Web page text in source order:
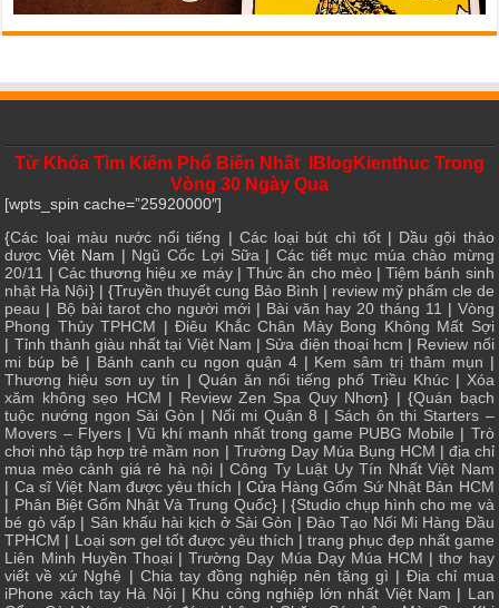
Từ Khóa Tìm Kiếm Phổ Biến Nhất IBlogKienthuc Trong
Vòng 30 Ngày Qua
[wpts_spin cache=”25920000″]
{Các loại màu nước nổi tiếng | Các loại bút chì tốt| Dầu gội thảo
dược Việt Nam | Ngũ Cốc Lợi Sữa| Các tiết mục múa chào mừng
20/11 | Các thương hiệu xe máy|Thức ăn cho mèo|Tiệm bánh sinh
nhật Hà Nội} | {Truyền thuyết cung Bảo Bình | review mỹ phẩm cle de
peau | Bộ bài tarot cho người mới| Bài văn hay 20 tháng 11 | Vòng
Phong Thủy TPHCM |Điêu Khắc Chân Mày Bong Không Mất Sợi
| Tỉnh thành giàu nhất tại Việt Nam | Sửa điện thoại hcm | Review nối
mi búp bê | Bánh canh cu ngon quận 4| Kem sâm trị thâm mụn |
Thương hiệu sơn uy tín | Quán ăn nổi tiếng phố Triều Khúc| Xóa
xăm không sẹo HCM | Review Zen Spa Quy Nhơn} | {Quán bạch
tuộc nướng ngon Sài Gòn | Nối mi Quận 8 | Sách ôn thi Starters –
Movers – Flyers| Vũ khí mạnh nhất trong game PUBG Mobile | Trò
chơi nhỏ tập hợp trẻ mầm non | Trường Dạy Múa Bụng HCM | địa chỉ
mua mèo cảnh giá rẻ hà nội |Công Ty Luật Uy Tín Nhất Việt Nam
| Ca sĩ Việt Nam được yêu thích | Cửa Hàng Gốm Sứ Nhật Bản HCM
| Phân Biệt Gốm Nhật Và Trung Quốc} | {Studio chụp hình cho mẹ và
bé gò vấp | Sân khấu hài kịch ở Sài Gòn |Đào Tạo Nối Mi Hàng Đầu
TPHCM | Loại sơn gel tốt được yêu thích | trang phục đẹp nhất game
Liên Minh Huyền Thoại|Trường Dạy Múa Dạy Múa HCM |thơ hay
viết về xứ Nghệ | Chia tay đồng nghiệp nên tặng gì | Địa chỉ mua
iPhone xách tay Hà Nội| Khu công nghiệp lớn nhất Việt Nam | Lan